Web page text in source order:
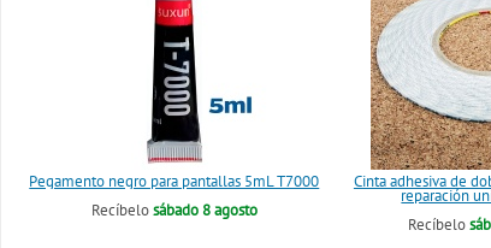
Pegamento negro para pantallas 5mL T7000
Recíbelosábado 8 agosto
Cinta adhesiva de
reparación
Recíbelo